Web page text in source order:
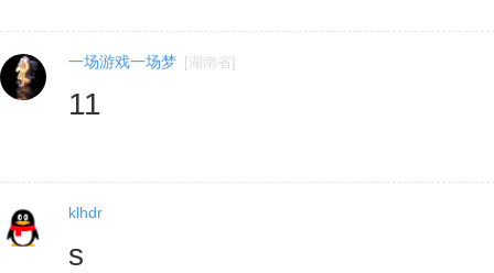
一场游戏一场梦 [湖南省]
11
klhdr
s